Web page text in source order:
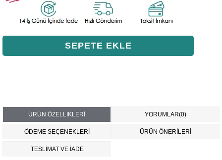
ÜRÜN ÖZELLIKLERI YORUMLAR(0)
ÖDEME SEÇENEKLERI ÜRÜN ÖNERILERI
TESLİMAT VE İADE